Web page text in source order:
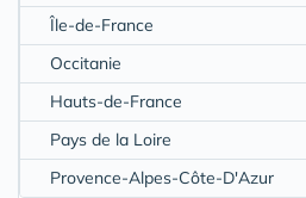
Île-de-France
Occitanie
Hauts-de-France
Pays de la Loire
Provence-Alpes-Côte-D'Azur